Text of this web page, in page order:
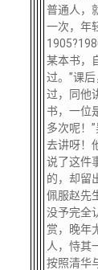
普通人，
一次，年
某本书，
过。”课
过，同他
书，一位
多次呢！
去讲呀！
说了这件
的，却留
佩服赵先
没予完全
赏，晚年
人，恃其
按照清华